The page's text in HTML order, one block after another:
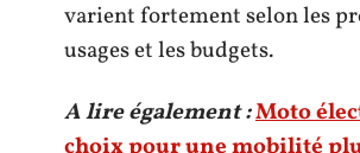
varient fortement selon les
usages et les budgets.
A lire également :Moto
choix pour une mobilité